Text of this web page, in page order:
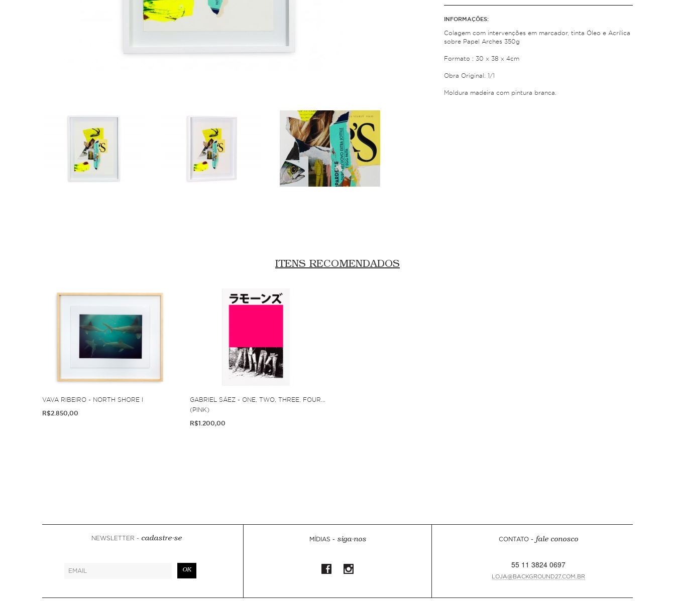
INFORMAÇÕES:
Colagem com intervenções em marcador, tinta Óleo e Acrílica
sobre Papel Arches 350g
Formato : 30 x 38 x 4cm
Obra Original: 1/1
Moldura madeira com pintura branca.
ITENS RECOMENDADOS
VAVA RIBEIRO - NORTH SHORE I
R$2.850,00
GABRIEL SÁEZ - ONE, TWO, THREE, FOUR...
(PINK)
R$1.200,00
NEWSLETTER - cadastre-se
OK
MÍDIAS - siga-nos CONTATO - fale conosco
55 11 3824 0697
LOJA@BACKGROUND27.COM.BR